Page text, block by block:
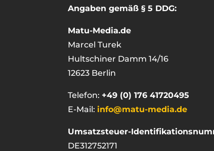
Angaben gemäß § 5 DDG:
Matu-Media.de
Marcel Turek
Hultschiner Damm 14/16
12623 Berlin
Telefon: +49 (0) 176 41720495
E-Mail: info@matu-media.de
Umsatzsteuer-
DE312752171